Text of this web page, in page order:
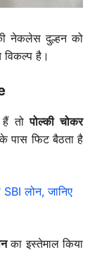
नेकलेस दुल्हन को
है।
हैं तोपोल्की चोकर
फिट बैठता है
लोन, जानिए
का इस्तेमाल किया